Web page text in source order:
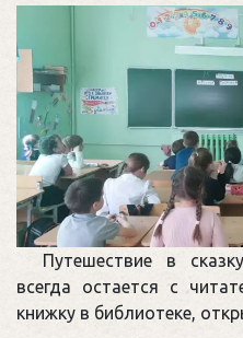
Путешествие в
всегда остается с
книжку в библиотеке,